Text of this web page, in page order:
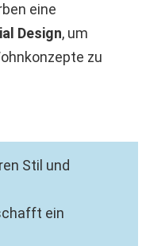
eine
Design, um
zu
Stil und
ein